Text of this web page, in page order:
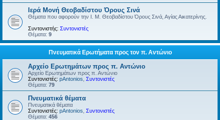
Ιερά Μονή Θεοβαδίστου Όρους Σινά
Θέματα που αφορούν την Ι. Μ. Θεοβαδίστου Όρους Σινά, Αγίας Αικατερίνης.
Συντονιστής: Συντονιστές
Θέματα: 9
Πνευματικά Ερωτήματα προς τον π. Αντώνιο
Αρχείο Ερωτημάτων προς π. Αντώνιο
Αρχείο Ερωτημάτων προς π. Αντώνιο
Συντονιστές: pAntonios Συντονιστές
Θέματα: 79
Πνευματικά θέματα
Πνευματικά θέματα
Συντονιστές: pAntonios Συντονιστές
Θέματα: 456